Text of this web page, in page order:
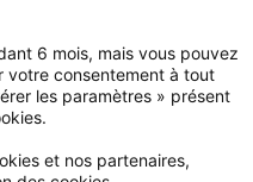
réservés.
6 mois, mais vous pouvez
votre consentement à tout
les paramètres » présent
et nos partenaires,